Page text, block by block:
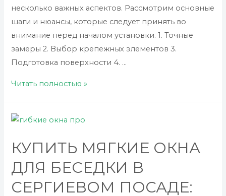
несколько важных аспектов. Рассмотрим основные
шаги и нюансы, которые следует принять во
внимание перед началом установки. 1. Точные
замеры 2. Выбор крепежных элементов 3.
Подготовка поверхности 4. …
Что
перед
мягких
окон?
Читать полностью »
КУПИТЬ МЯГКИЕ ОКНА
ДЛЯ БЕСЕДКИ В
СЕРГИЕВОМ ПОСАДЕ: